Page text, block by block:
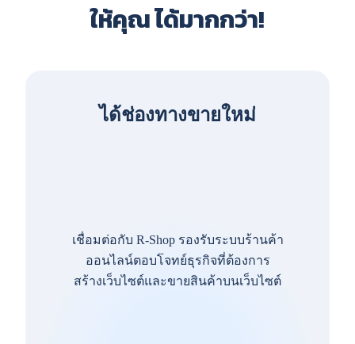
ให้คุณ ได้มากกว่า!
ได้ช่องทางขายใหม่
เชื่อมต่อกับ R-Shop รองรับระบบร้านค้า
ออนไลน์ตอบโจทย์ธุรกิจที่ต้องการ
สร้างเว็บไซต์และขายสินค้าบนเว็บไซต์